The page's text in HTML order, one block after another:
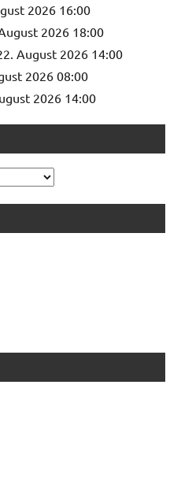
2026 16:00
2026 18:00
August 2026 14:00
2026 08:00
2026 14:00